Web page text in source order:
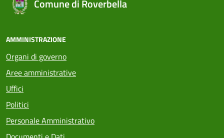
Comune di Roverbella
AMMINISTRAZIONE
Organi di governo
Aree amministrative
Uffici
Politici
Personale Amministrativo